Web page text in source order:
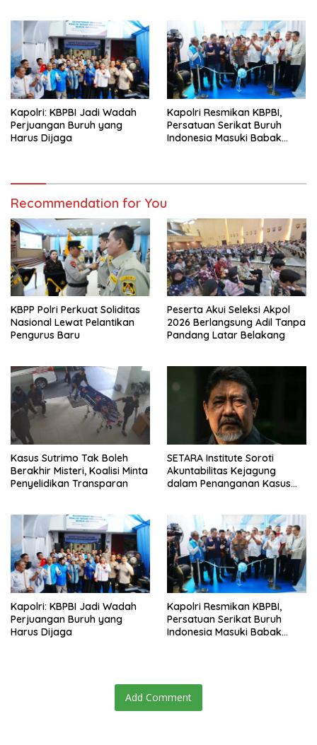
Kapolri: KBPBI Jadi Wadah
Perjuangan Buruh yang
Harus Dijaga
Kapolri Resmikan KBPBI,
Persatuan Serikat Buruh
Indonesia Masuki Babak
Recommendation for You
KBPP Polri Perkuat Soliditas
Nasional Lewat Pelantikan
Pengurus Baru
Peserta Akui Seleksi Akpol
2026 Berlangsung Adil Tanpa
Pandang Latar Belakang
Kasus Sutrimo Tak Boleh
Berakhir Misteri, Koalisi Minta
Penyelidikan Transparan
SETARA Institute Soroti
Akuntabilitas Kejagung
dalam Penanganan Kasus
Kapolri: KBPBI Jadi Wadah
Perjuangan Buruh yang
Harus Dijaga
Kapolri Resmikan KBPBI,
Persatuan Serikat Buruh
Indonesia Masuki Babak
Add Comment